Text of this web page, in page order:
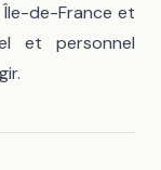
Île-de-France et
et personnel